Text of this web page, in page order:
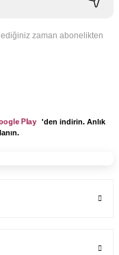
zaman abonelikten
Play 'den indirin. Anlık